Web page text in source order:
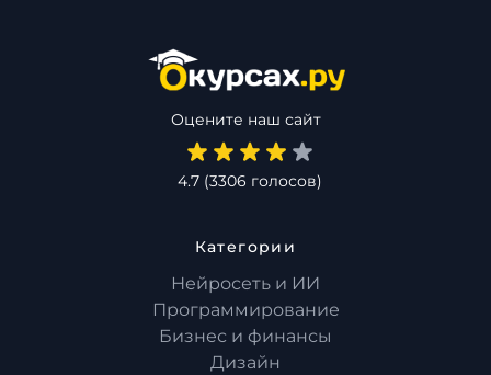
Оцените наш сайт
4.7 (3306 голосов)
Категории
Нейросеть и ИИ
Программирование
Бизнес и финансы
Дизайн